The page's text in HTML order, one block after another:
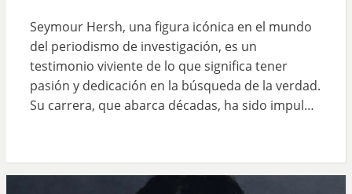
Seymour Hersh, una figura icónica en el mundo
del periodismo de investigación, es un
testimonio viviente de lo que significa tener
pasión y dedicación en la búsqueda de la verdad.
Su carrera, que abarca décadas, ha sido impul…